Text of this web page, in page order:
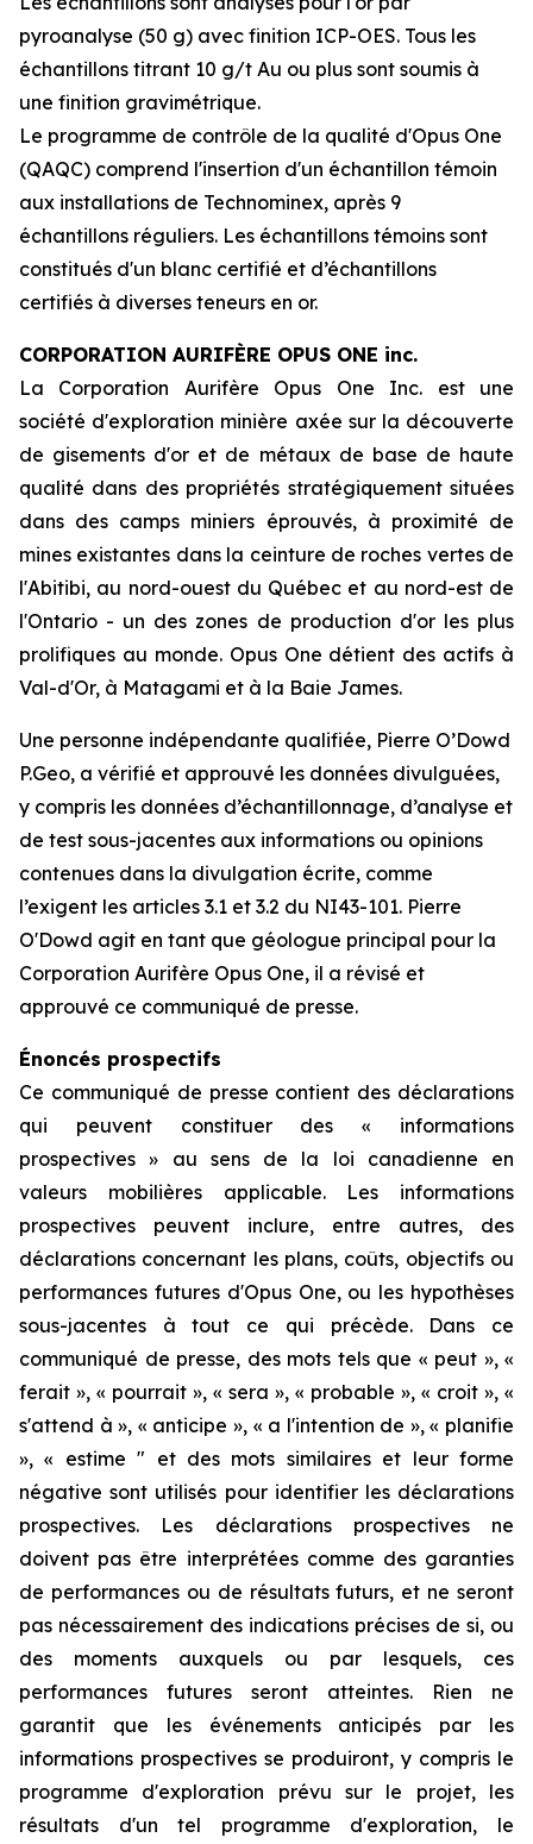
pyroanalyse (50 g) avec finition ICP-OES. Tous les
échantillons titrant 10 g/t Au ou plus sont soumis à
une finition gravimétrique.
Le programme de contrôle de la qualité d'Opus One
(QAQC) comprend l'insertion d'un échantillon témoin
aux installations de Technominex, après 9
échantillons réguliers. Les échantillons témoins sont
constitués d'un blanc certifié et d’échantillons
certifiés à diverses teneurs en or.
CORPORATION AURIFÈRE OPUS ONE inc.
La Corporation Aurifère Opus One Inc. est une
société d'exploration minière axée sur la découverte
de gisements d'or et de métaux de base de haute
qualité dans des propriétés stratégiquement situées
dans des camps miniers éprouvés, à proximité de
mines existantes dans la ceinture de roches vertes de
l'Abitibi, au nord-ouest du Québec et au nord-est de
l'Ontario - un des zones de production d'or les plus
prolifiques au monde. Opus One détient des actifs à
Val-d'Or, à Matagami et à la Baie James.
Une personne indépendante qualifiée, Pierre O’Dowd
P.Geo, a vérifié et approuvé les données divulguées,
y compris les données d’échantillonnage, d’analyse et
de test sous-jacentes aux informations ou opinions
contenues dans la divulgation écrite, comme
l’exigent les articles 3.1 et 3.2 du NI43-101. Pierre
O'Dowd agit en tant que géologue principal pour la
Corporation Aurifère Opus One, il a révisé et
approuvé ce communiqué de presse.
Énoncés prospectifs
Ce communiqué de presse contient des déclarations
qui peuvent constituer des « informations
prospectives » au sens de la loi canadienne en
valeurs mobilières applicable. Les informations
prospectives peuvent inclure, entre autres, des
déclarations concernant les plans, coûts, objectifs ou
performances futures d'Opus One, ou les hypothèses
sous-jacentes à tout ce qui précède. Dans ce
communiqué de presse, des mots tels que « peut », «
ferait », « pourrait », « sera », « probable », « croit », «
s'attend à », « anticipe », « a l'intention de », « planifie
», « estime " et des mots similaires et leur forme
négative sont utilisés pour identifier les déclarations
prospectives. Les déclarations prospectives ne
doivent pas être interprétées comme des garanties
de performances ou de résultats futurs, et ne seront
pas nécessairement des indications précises de si, ou
des moments auxquels ou par lesquels, ces
performances futures seront atteintes. Rien ne
garantit que les événements anticipés par les
informations prospectives se produiront, y compris le
programme d'exploration prévu sur le projet, les
résultats d'un tel programme d'exploration, le